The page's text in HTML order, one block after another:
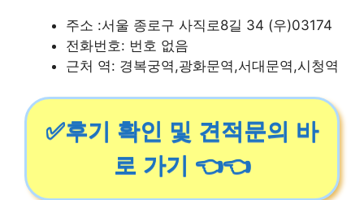
주소 :서울 종로구 사직로8길 34 (우)03174
전화번호: 번호 없음
근처 역: 경복궁역,광화문역,서대문역,시청역
✅후기 확인 및 견적문의 바
로 가기 👈👈